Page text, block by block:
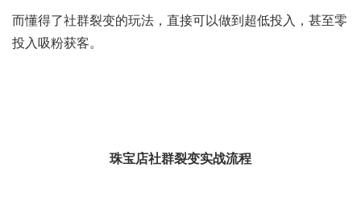
而懂得了社群裂变的玩法，直接可以做到超低投入，甚至零
投入吸粉获客。
珠宝店社群裂变实战流程